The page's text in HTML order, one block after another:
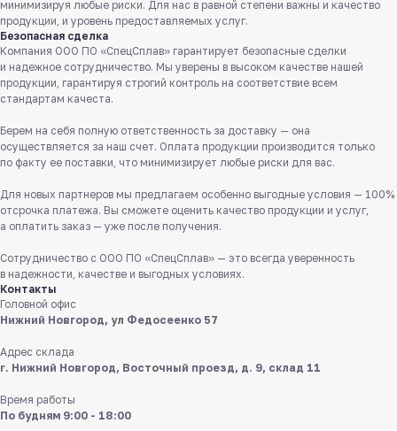
минимизируя любые риски. Для нас в равной степени важны и качество
продукции, и уровень предоставляемых услуг.
Безопасная сделка
Компания ООО ПО «СпецСплав» гарантирует безопасные сделки
и надежное сотрудничество. Мы уверены в высоком качестве нашей
продукции, гарантируя строгий контроль на соответствие всем
стандартам качеста.
Берем на себя полную ответственность за доставку — она
осуществляется за наш счет. Оплата продукции производится только
по факту ее поставки, что минимизирует любые риски для вас.
Для новых партнеров мы предлагаем особенно выгодные условия — 100%
отсрочка платежа. Вы сможете оценить качество продукции и услуг,
а оплатить заказ — уже после получения.
Сотрудничество с ООО ПО «СпецСплав» — это всегда уверенность
в надежности, качестве и выгодных условиях.
Контакты
Головной офис
Нижний Новгород, ул Федосеенко 57
Адрес склада
г. Нижний Новгород, Восточный проезд, д. 9, склад 11
Время работы
По будням 9:00 - 18:00
Заказать звонок
Служба поддержки клиентов
Работаем ежедневно с 8:00 до 18:00
Пишите нам
в мессенджерах
8 831 413 29 55
Бесплатно по России